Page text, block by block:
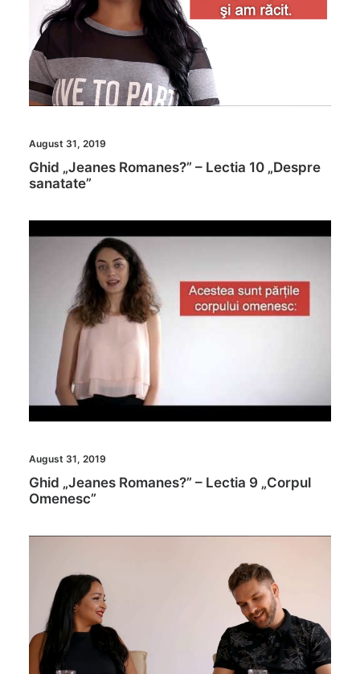
August 31, 2019
Ghid „Jeanes Romanes?” – Lectia 10 „Despre
sanatate”
August 31, 2019
Ghid „Jeanes Romanes?” – Lectia 9 „Corpul
Omenesc”